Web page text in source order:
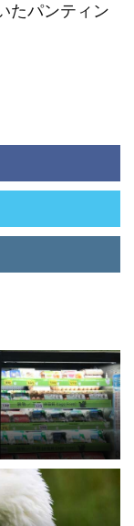
たパンティン